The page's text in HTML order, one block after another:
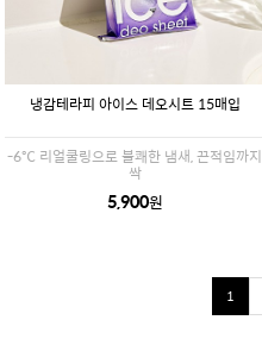
냉감테라피 아이스 데오시트 15매입
-6℃ 리얼쿨링으로 불쾌한 냄새, 끈적임까지
싹
5,900원
1